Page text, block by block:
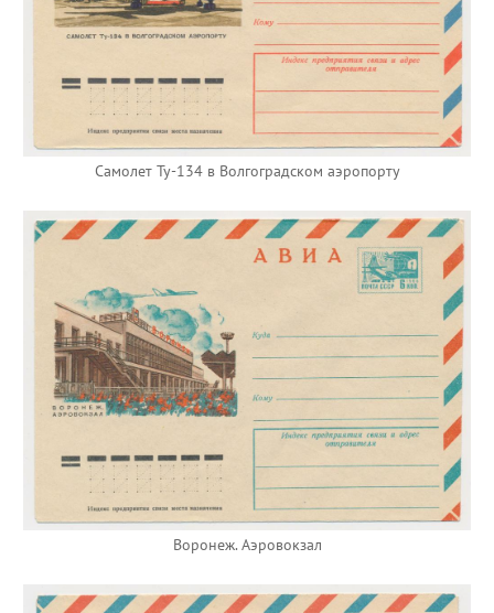
Самолет Ту-134 в Волгоградском аэропорту
Воронеж. Аэровокзал